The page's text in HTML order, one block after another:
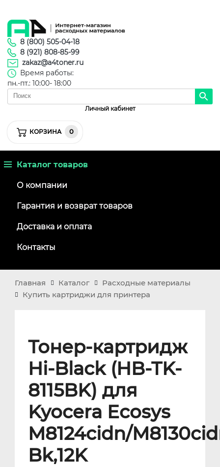
8 (800) 505-04-18
8 (921) 808-85-99
zakaz@a4toner.ru
Время работы:
пн.-пт.: 10:00- 18:00
Личный кабинет
КОРЗИНА 0
Каталог товаров
О компании
Гарантия и возврат товаров
Доставка и оплата
Контакты
Главная Каталог
Расходные материалы
Купить картриджи для принтера
Тонер-картридж
Hi-Black (HB-TK-
8115BK) для
Kyocera Ecosys
M8124cidn/
Bk,12K